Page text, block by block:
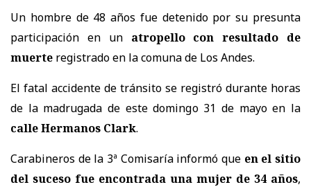
Un hombre de 48 años fue detenido por su presunta
participación en un atropello con resultado de
muerte registrado en la comuna de Los Andes.
El fatal accidente de tránsito se registró durante horas
de la madrugada de este domingo 31 de mayo en la
calle Hermanos Clark.
Carabineros de la 3ª Comisaría informó que en el sitio
del suceso fue encontrada una mujer de 34 años,